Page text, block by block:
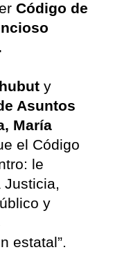
Código de
y
Asuntos
María
el Código
le
y
estatal”.